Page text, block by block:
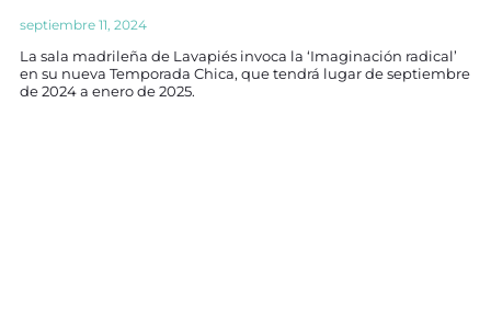
septiembre 11, 2024
La sala madrileña de Lavapiés invoca la ‘Imaginación radical’
en su nueva Temporada Chica, que tendrá lugar de septiembre
de 2024 a enero de 2025.